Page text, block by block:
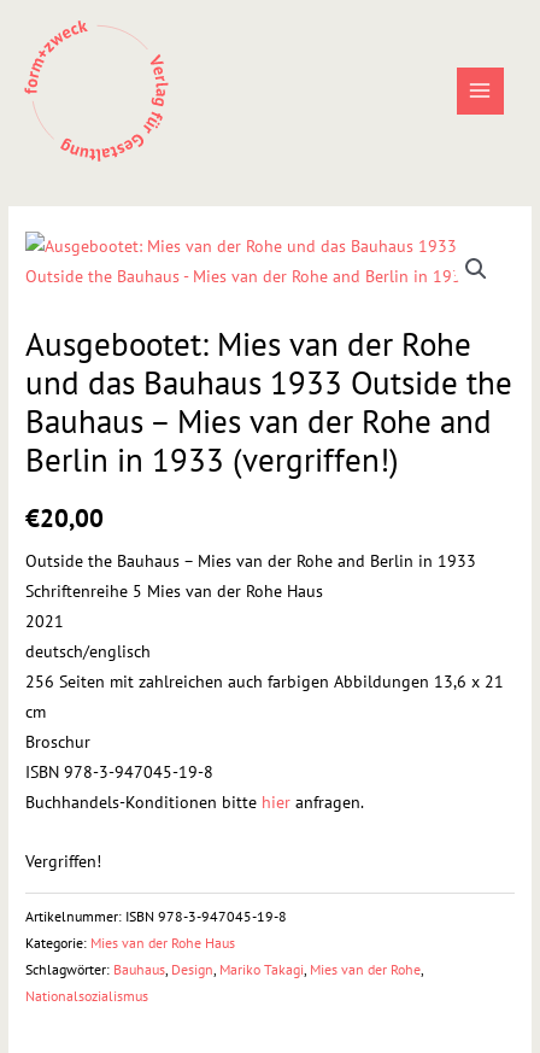
springen
Ausgebootet: Mies van der Rohe
und das Bauhaus 1933 Outside the
Bauhaus – Mies van der Rohe and
Berlin in 1933 (vergriffen!)
€20,00
Outside the Bauhaus – Mies van der Rohe and Berlin in 1933
Schriftenreihe 5 Mies van der Rohe Haus
2021
deutsch/englisch
256 Seiten mit zahlreichen auch farbigen Abbildungen 13,6 x 21
cm
Broschur
ISBN 978-3-947045-19-8
Buchhandels-Konditionen bitte hier anfragen.
Vergriffen!
Artikelnummer: ISBN 978-3-947045-19-8
Kategorie: Mies van der Rohe Haus
Schlagwörter: Bauhaus Design Mariko Takagi Mies van der Rohe
Nationalsozialismus